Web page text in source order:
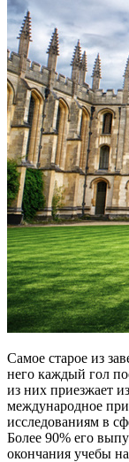
Самое старое из
него каждый гол
из них приезжает
международное
исследованиям в
Более 90% его
окончания учебы